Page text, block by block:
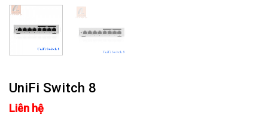
UniFi Switch 8
Liên hệ